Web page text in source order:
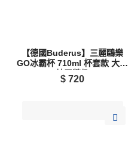
【德國Buderus】三麗鷗樂
GO冰霸杯 710ml 杯套款 大眼
蛙露營趣
$720